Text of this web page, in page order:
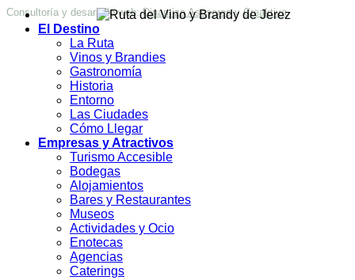
Consultoría y desarrollo web:Dinamiza AsesoresyCreaktiva
El Destino
La Ruta
Vinos y Brandies
Gastronomía
Historia
Entorno
Las Ciudades
Cómo Llegar
Empresas y Atractivos
Turismo Accesible
Bodegas
Alojamientos
Bares y Restaurantes
Museos
Actividades y Ocio
Enotecas
Agencias
Caterings